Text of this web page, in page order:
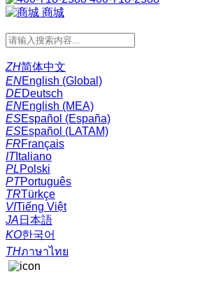
商城
ZH简体中文
ENEnglish (Global)
DEDeutsch
ENEnglish (MEA)
ESEspañol (España)
ESEspañol (LATAM)
FRFrançais
ITItaliano
PLPolski
PTPortuguês
TRTürkçe
VITiếng Việt
JA 日本語
KO한국어
THภาษาไทย